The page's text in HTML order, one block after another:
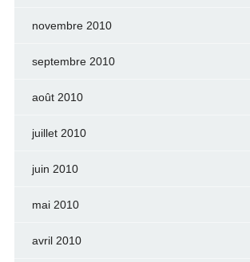
novembre 2010
septembre 2010
août 2010
juillet 2010
juin 2010
mai 2010
avril 2010